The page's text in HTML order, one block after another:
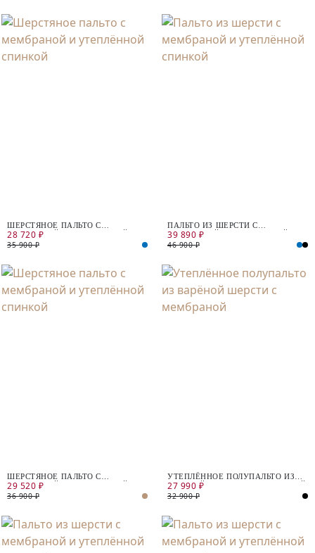
ШЕРСТЯНОЕ ПАЛЬТО С
МЕМБРАНОЙ И УТЕПЛЁННОЙ
СПИНКОЙ
28 720 ₽
35 900 ₽
ПАЛЬТО ИЗ ШЕРСТИ С
МЕМБРАНОЙ И УТЕПЛЁННОЙ
СПИНКОЙ
39 890 ₽
46 900 ₽
ШЕРСТЯНОЕ ПАЛЬТО С
МЕМБРАНОЙ И УТЕПЛЁННОЙ
СПИНКОЙ
29 520 ₽
36 900 ₽
УТЕПЛЁННОЕ ПОЛУПАЛЬТО ИЗ
ВАРЁНОЙ ШЕРСТИ С МЕМБРАНОЙ
27 990 ₽
32 900 ₽